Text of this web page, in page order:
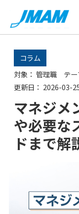
コラム
対象： 管理職 テー
更新日： 2026-03-
マネジメ
や必要な
ドまで解